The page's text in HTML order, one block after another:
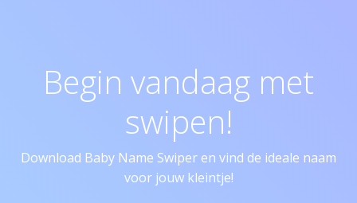
Begin vandaag met
swipen!
Download Baby Name Swiper en vind de ideale naam
voor jouw kleintje!